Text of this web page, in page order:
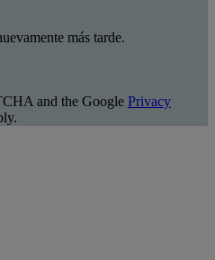
más tarde.
and the Google Privacy